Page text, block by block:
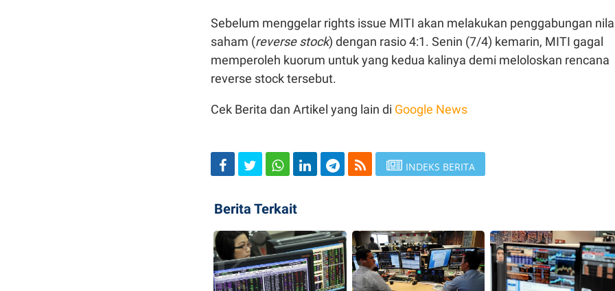
Sebelum menggelar rights issue MITI akan melakukan penggabungan
saham (reverse stock) dengan rasio 4:1. Senin (7/4) kemarin, MITI gagal
memperoleh kuorum untuk yang kedua kalinya demi meloloskan rencana
reverse stock tersebut.
Cek Berita dan Artikel yang lain di Google News
INDEKS BERITA
Berita Terkait